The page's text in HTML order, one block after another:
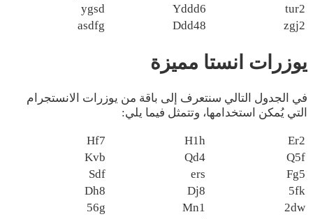
tur2
Yddd6
ygsd
zgj2
Ddd48
asdfg
يوزرات انستا مميزة
في الجدول التالي سنتعرف إلى باقة من يوزرات الانستجرام
التي يُمكن استخدامها، وتتمثل فيما يلي:
Er2
H1h
Hf7
Q5f
Qd4
Kvb
Fg5
ers
Sdf
5fk
Dj8
Dh8
2dw
Mn1
56g